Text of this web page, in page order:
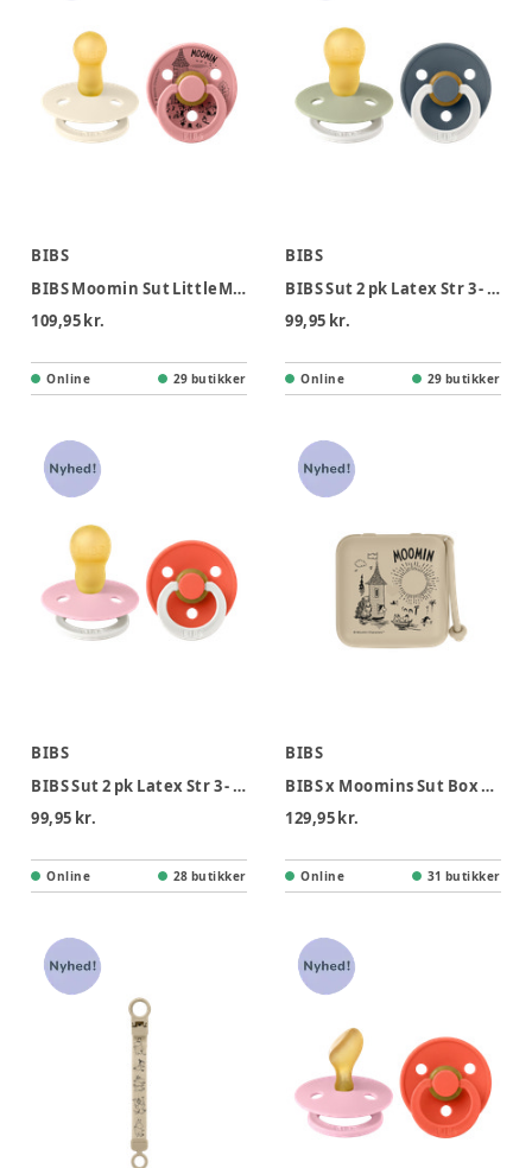
BIBS
BIBS Moomin Sut LittleMy 2pk Str 2 - Ivory Dusty Pink
109,95 kr.
Online 29 butikker
BIBS
BIBS Sut 2 pk Latex Str 3 - Sage Pine, Nat
99,95 kr.
Online 29 butikker
BIBS
BIBS Sut 2 pk Latex Str 3 - Babypink Tango, Nat
99,95 kr.
Online 28 butikker
BIBS
BIBS x Moomins Sut Box Vanilla
129,95 kr.
Online 31 butikker